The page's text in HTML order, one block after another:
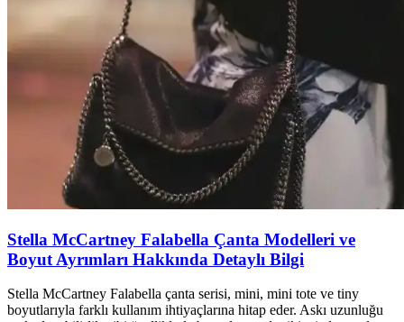
Stella McCartney Falabella Çanta Modelleri ve
Boyut Ayrımları Hakkında Detaylı Bilgi
Stella McCartney Falabella çanta serisi, mini, mini tote ve tiny
boyutlarıyla farklı kullanım ihtiyaçlarına hitap eder. Askı uzunluğu